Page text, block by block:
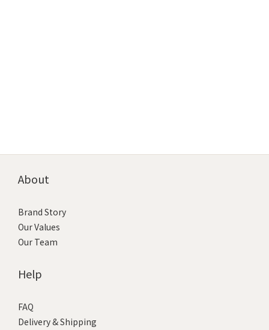
About
Brand Story
Our Values
Our Team
Help
FAQ
Delivery & Shipping